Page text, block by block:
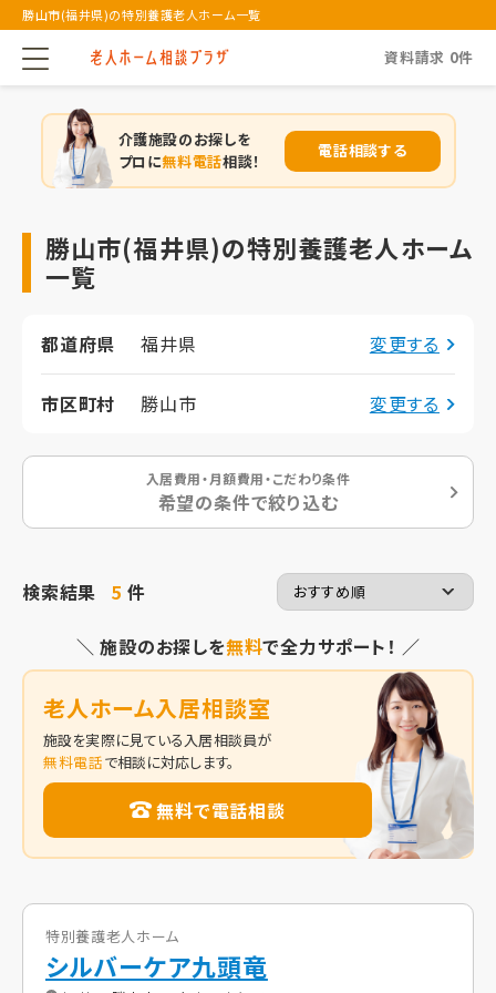
勝山市(福井県)の特別養護老人ホーム一覧
資料請求 0件
介護施設のお探しを
プロに無料電話相談！
電話相談する
勝山市(福井県)の特別養護老人ホーム
一覧
都道府県 福井県 変更する
市区町村 勝山市 変更する
入居費用・月額費用・こだわり条件
希望の条件で絞り込む
検索結果 5 件
＼ 施設のお探しを無料で全力サポート！ ／
老人ホーム入居相談室
施設を実際に見ている入居相談員が
無料電話で相談に対応します。
無料で電話相談
特別養護老人ホーム
シルバーケア九頭竜